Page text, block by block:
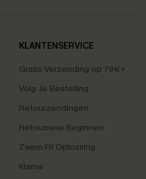
KLANTENSERVICE
Gratis Verzending op 79€+
Volg Je Bestelling
Retourzendingen
Retourneer Beginnen
Zwem Fit Oplossing
Klarna